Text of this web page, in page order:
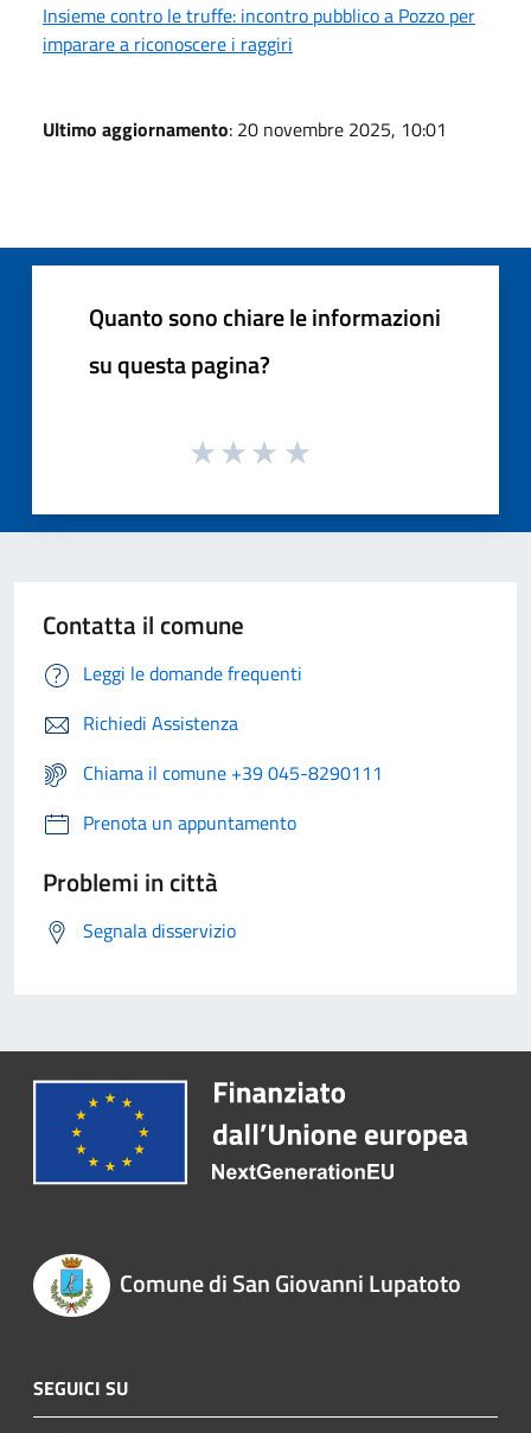
Insieme contro le truffe: incontro pubblico a Pozzo per
imparare a riconoscere i raggiri
Ultimo aggiornamento: 20 novembre 2025, 10:01
Quanto sono chiare le informazioni
su questa pagina?
Contatta il comune
Leggi le domande frequenti
Richiedi Assistenza
Chiama il comune +39 045-8290111
Prenota un appuntamento
Problemi in città
Segnala disservizio
Comune di San Giovanni Lupatoto
SEGUICI SU